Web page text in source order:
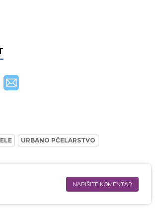
URBANO PČELARSTVO
NAPIŠITE KOMENTAR